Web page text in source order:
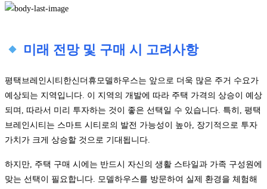
미래 전망 및 구매 시 고려사항
평택브레인시티한신더휴모델하우스는 앞으로 더욱 많은 주거 수요가
예상되는 지역입니다. 이 지역의 개발에 따라 주택 가격의 상승이 예상
되며, 따라서 미리 투자하는 것이 좋은 선택일 수 있습니다. 특히, 평택
브레인시티는 스마트 시티로의 발전 가능성이 높아, 장기적으로 투자
가치가 크게 상승할 것으로 기대됩니다.
하지만, 주택 구매 시에는 반드시 자신의 생활 스타일과 가족 구성원에
맞는 선택이 필요합니다. 모델하우스를 방문하여 실제 환경을 체험해